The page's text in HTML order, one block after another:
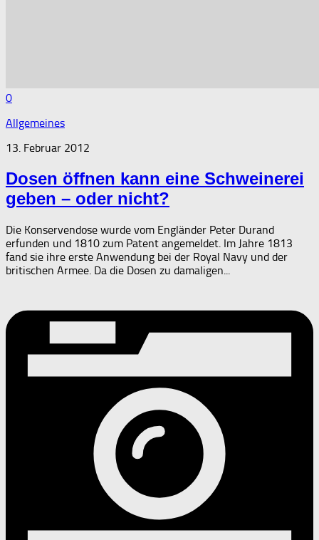
0
Allgemeines
13. Februar 2012
Dosen öffnen kann eine Schweinerei
geben – oder nicht?
Die Konservendose wurde vom Engländer Peter Durand
erfunden und 1810 zum Patent angemeldet. Im Jahre 1813
fand sie ihre erste Anwendung bei der Royal Navy und der
britischen Armee. Da die Dosen zu damaligen...